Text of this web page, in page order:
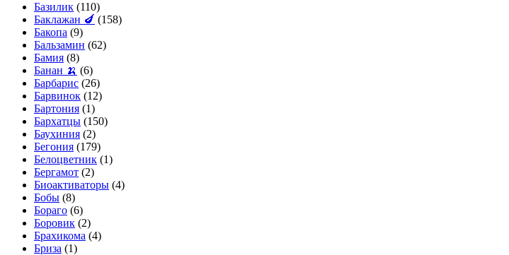
Базилик (110)
Баклажан 🍆 (158)
Бакопа (9)
Бальзамин (62)
Бамия (8)
Банан 🍌 (6)
Барбарис (26)
Барвинок (12)
Бартония (1)
Бархатцы (150)
Баухиния (2)
Бегония (179)
Белоцветник (1)
Бергамот (2)
Биоактиваторы (4)
Бобы (8)
Бораго (6)
Боровик (2)
Брахикома (4)
Бриза (1)